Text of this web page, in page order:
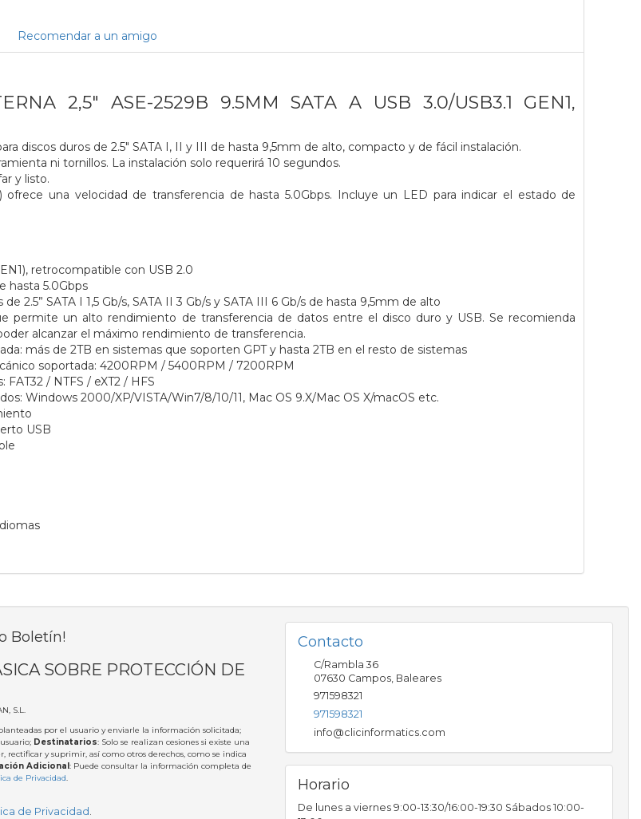
Recomendar a un amigo
2,5" ASE-2529B 9.5MM SATA A USB 3.0/USB3.1 GEN1,
discos duros de 2.5" SATA I, II y III de hasta 9,5mm de alto, compacto y de fácil instalación.
ni tornillos. La instalación solo requerirá 10 segundos.
y listo.
ofrece una velocidad de transferencia de hasta 5.0Gbps. Incluye un LED para indicar el estado de
retrocompatible con USB 2.0
hasta 5.0Gbps
2.5” SATA I 1,5 Gb/s, SATA II 3 Gb/s y SATA III 6 Gb/s de hasta 9,5mm de alto
permite un alto rendimiento de transferencia de datos entre el disco duro y USB. Se recomienda
alcanzar el máximo rendimiento de transferencia.
más de 2TB en sistemas que soporten GPT y hasta 2TB en el resto de sistemas
soportada: 4200RPM / 5400RPM / 7200RPM
/ NTFS / eXT2 / HFS
Windows 2000/XP/VISTA/Win7/8/10/11, Mac OS 9.X/Mac OS X/macOS etc.
USB
Boletín!
SOBRE PROTECCIÓN DE
S.L.
por el usuario y enviarle la información solicitada;
Destinatarios: Solo se realizan cesiones si existe una
rectificar y suprimir, así como otros derechos, como se indica
Adicional : Puede consultar la información completa de
de Privacidad.
de Privacidad .
Contacto
C/Rambla 36
07630 Campos, Baleares
971598321
971598321
info@clicinformatics.com
Horario
De lunes a viernes 9:00-13:30/16:00-19:30 Sábados 10:00-